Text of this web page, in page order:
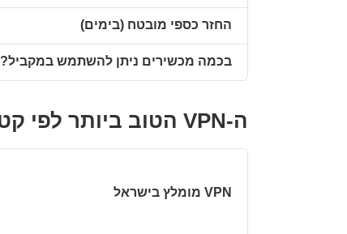
החזר כספי מובטח (בימים)
בכמה מכשירים ניתן להשתמש במקביל?
ה-VPN הטוב ביותר לפי קטגוריה